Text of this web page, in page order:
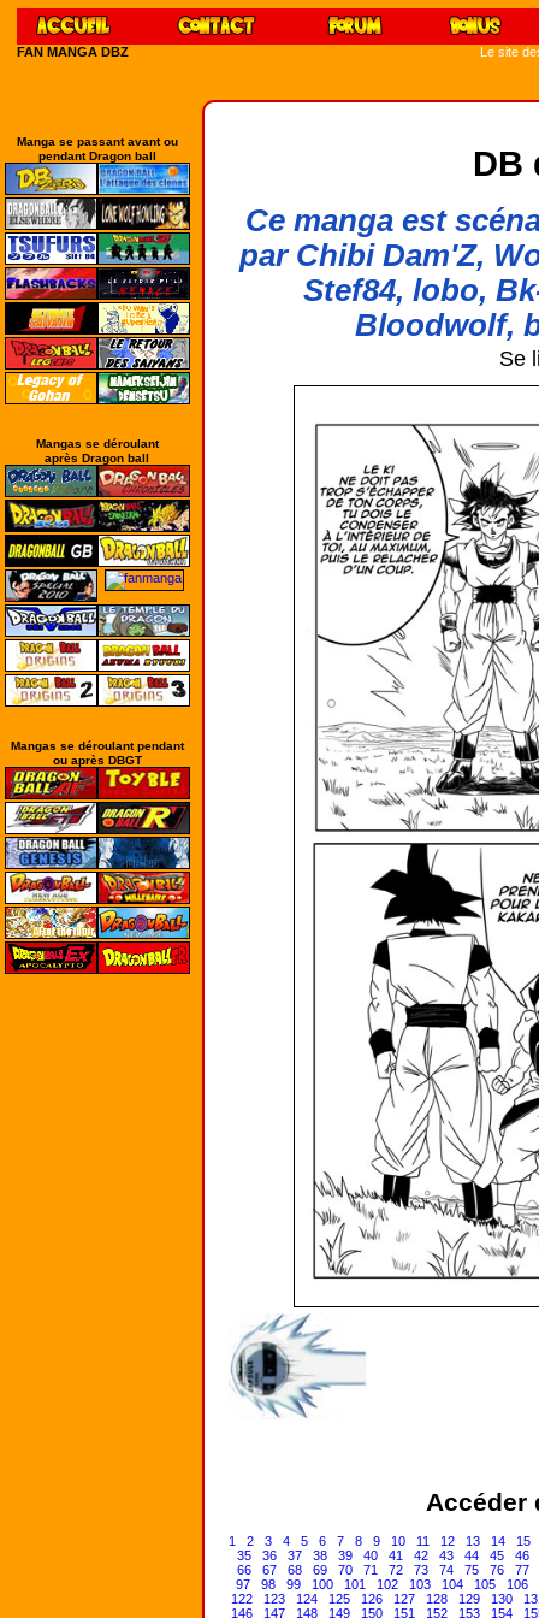
FAN MANGA DBZ Le site
Manga se passant avant ou
pendant Dragon ball
Mangas se déroulant
après Dragon ball
Mangas se déroulant pendant
ou après DBGT
DB
Ce manga est
par Chibi Dam'Z,
Stef84, lobo,
Bloodwolf,
Se
Accéder
1 2 3 4 5 6 7 8 9 10 11 12 13 14
15
35
36 37 38 39 40 41 42 43 44 45
46
66
67 68 69 70 71 72 73 74 75 76
77
97
98 99 100 101 102 103 104 105
106
122
123 124 125 126 127 128 129 130
146
147 148 149 150 151 152 153 154